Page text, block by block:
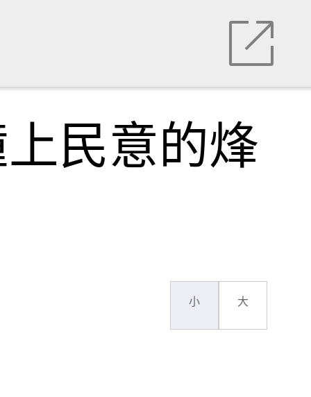
民意的烽
小 大